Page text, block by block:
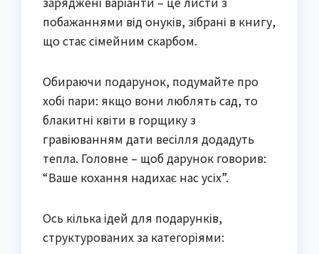
побажаннями від онуків, зібрані в книгу,
що стає сімейним скарбом.
Обираючи подарунок, подумайте про
хобі пари: якщо вони люблять сад, то
блакитні квіти в горщику з
гравіюванням дати весілля додадуть
тепла. Головне – щоб дарунок говорив:
“Ваше кохання надихає нас усіх”.
Ось кілька ідей для подарунків,
структурованих за категоріями: